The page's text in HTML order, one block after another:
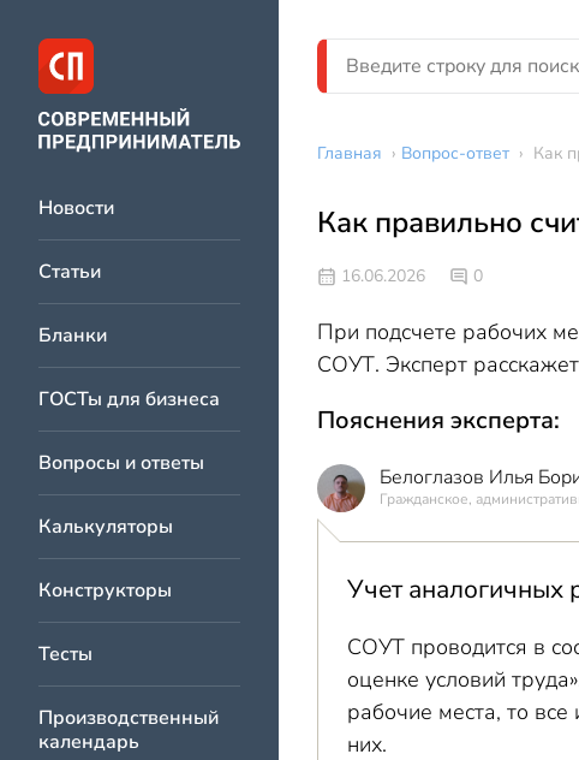
Новости
Статьи
Бланки
ГОСТы для бизнеса
Вопросы и ответы
Калькуляторы
Конструкторы
Тесты
Производственный
календарь
Главная › Вопрос-ответ › Как
Как правильно
16.06.2026 0
При подсчете рабочих
СОУТ. Эксперт
Пояснения эксперта:
Белоглазов Илья
Гражданское,
Учет аналогичных
СОУТ проводится в
оценке условий
рабочие места, то
них.